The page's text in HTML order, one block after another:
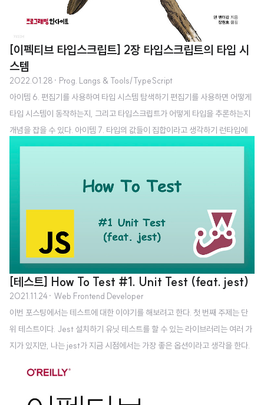
[이펙티브 타입스크립트] 2장 타입스크립트의 타입 시
스템
2022.01.28 · Prog. Langs & Tools/TypeScript
아이템 6. 편집기를 사용하여 타입 시스템 탐색하기 편집기를 사용하면 어떻게
타입 시스템이 동작하는지, 그리고 타입스크립트가 어떻게 타입을 추론하는지
개념을 잡을 수 있다. 아이템 7. 타입의 값들이 집합이라고 생각하기 런타입에
모든 변수는 자바스크립트 세상의 값으로부터 정해지는 각자의 고유의 값을 가
가지고 있다. 가장 작은 집합은 아무 값도 포함하지 않는 공집합이며, 타입스크
립트에서는 never 타입이다. never 타입으로 선언된 변수의 범위는 공집합이
기 때문에 아무런 값도 할당할 수 없다. 그 다음으로 작은 집합은 한 가지 값만
포함하는 타입이다. 이들은 타입 스크립트에서 유닛(unit) 타입이라고도 불리
는 리터럴(liter..
[테스트] How To Test #1. Unit Test (feat. jest)
2021.11.24· Web Frontend Developer
이번 포스팅에서는 테스트에 대한 이야기를 해보려고 한다. 첫 번째 주제는 단
위 테스트이다. Jest 설치하기 유닛 테스트를 할 수 있는 라이브러리는 여러 가
지가 있지만, 나는 jest가 지금 시점에서는 가장 좋은 옵션이라고 생각을 한다.
st runner와 test matcher, test mock 등을 별도의 여러 개의 라이브러리를
설치해 주지 않고 이 jest 프레임워크 안에서 한꺼번에 할 수 있기 때문이다. 그